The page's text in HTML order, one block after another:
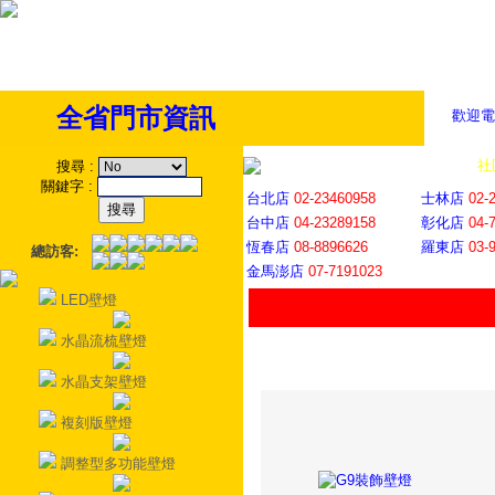
歡迎
全省門市資訊
搜尋 :
關鍵字 :
總訪客:
LED壁燈
水晶流梳壁燈
水晶支架壁燈
複刻版壁燈
調整型多功能壁燈
社
台北店 02-23460958 士林店 02-
台中店 04-23289158 彰化店 04-
恆春店 08-8896626 羅東店 03-
金馬澎店 07-7191023